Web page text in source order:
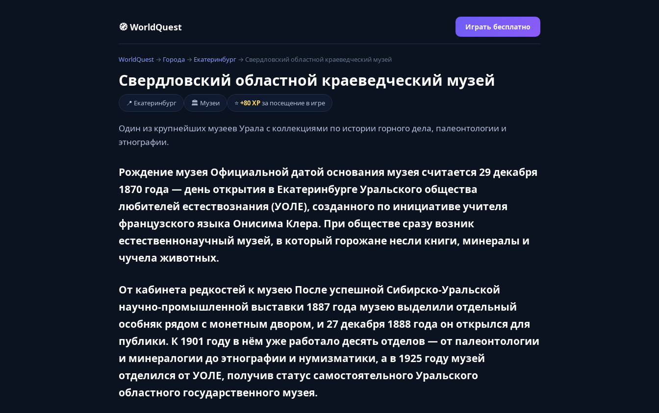
🧭 WorldQuest Играть бесплатно
WorldQuest → Города → Екатеринбург → Свердловский областной краеведческий музей
Свердловский областной краеведческий музей
📍 Екатеринбург 🏛️ Музеи ⭐ +80 XPза посещение в игре
Один из крупнейших музеев Урала с коллекциями по истории горного дела, палеонтологии и
этнографии.
Рождение музея Официальной датой основания музея считается 29 декабря
1870 года — день открытия в Екатеринбурге Уральского общества
любителей естествознания (УОЛЕ), созданного по инициативе учителя
французского языка Онисима Клера. При обществе сразу возник
естественнонаучный музей, в который горожане несли книги, минералы и
чучела животных.
От кабинета редкостей к музею После успешной Сибирско-Уральской
научно-промышленной выставки 1887 года музею выделили отдельный
особняк рядом с монетным двором, и 27 декабря 1888 года он открылся для
публики. К 1901 году в нём уже работало десять отделов — от палеонтологии
и минералогии до этнографии и нумизматики, а в 1925 году музей
отделился от УОЛЕ, получив статус самостоятельного Уральского
областного государственного музея.